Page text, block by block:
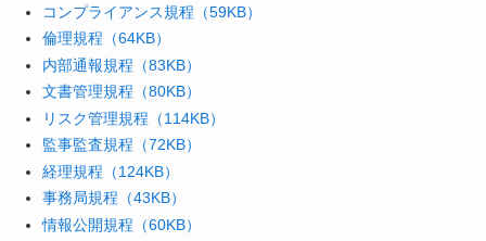
コンプライアンス規程（59KB）
倫理規程（64KB）
内部通報規程（83KB）
文書管理規程（80KB）
リスク管理規程（114KB）
監事監査規程（72KB）
経理規程（124KB）
事務局規程（43KB）
情報公開規程（60KB）